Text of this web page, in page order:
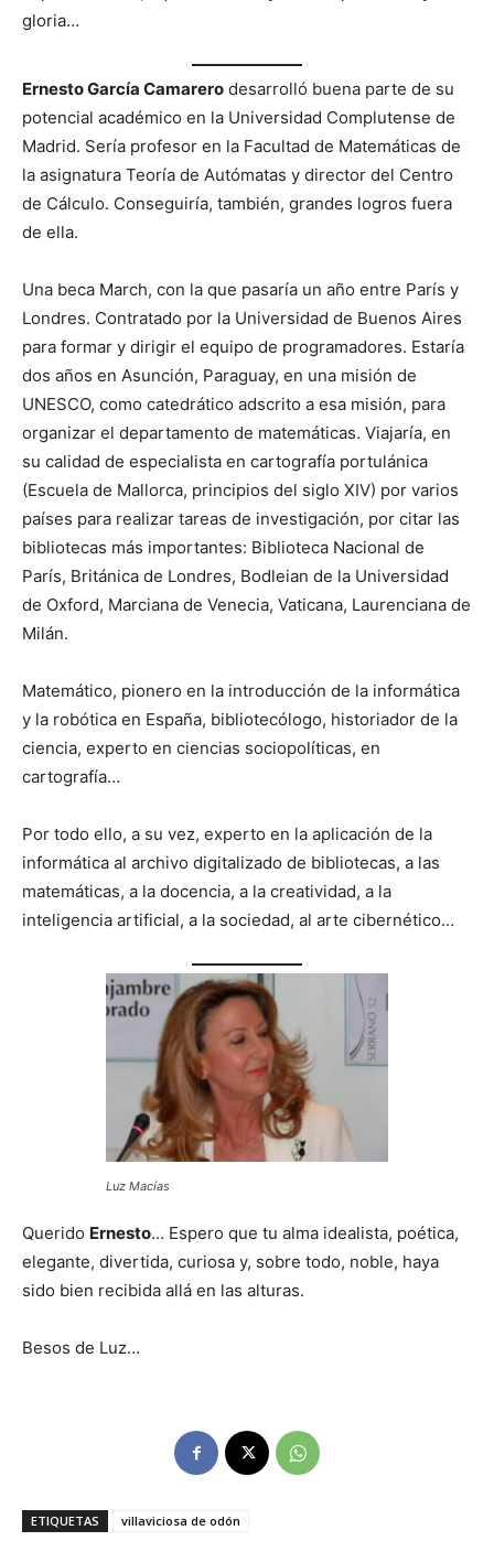
gloria…
Ernesto García Camarero desarrolló buena parte de su
potencial académico en la Universidad Complutense de
Madrid. Sería profesor en la Facultad de Matemáticas de
la asignatura Teoría de Autómatas y director del Centro
de Cálculo. Conseguiría, también, grandes logros fuera
de ella.
Una beca March, con la que pasaría un año entre París y
Londres. Contratado por la Universidad de Buenos Aires
para formar y dirigir el equipo de programadores. Estaría
dos años en Asunción, Paraguay, en una misión de
UNESCO, como catedrático adscrito a esa misión, para
organizar el departamento de matemáticas. Viajaría, en
su calidad de especialista en cartografía portulánica
(Escuela de Mallorca, principios del siglo XIV) por varios
países para realizar tareas de investigación, por citar las
bibliotecas más importantes: Biblioteca Nacional de
París, Británica de Londres, Bodleian de la Universidad
de Oxford, Marciana de Venecia, Vaticana, Laurenciana de
Milán.
Matemático, pionero en la introducción de la informática
y la robótica en España, bibliotecólogo, historiador de la
ciencia, experto en ciencias sociopolíticas, en
cartografía…
Por todo ello, a su vez, experto en la aplicación de la
informática al archivo digitalizado de bibliotecas, a las
matemáticas, a la docencia, a la creatividad, a la
inteligencia artificial, a la sociedad, al arte cibernético…
Luz Macías
Querido Ernesto… Espero que tu alma idealista, poética,
elegante, divertida, curiosa y, sobre todo, noble, haya
sido bien recibida allá en las alturas.
Besos de Luz…
ETIQUETAS villaviciosa de odón